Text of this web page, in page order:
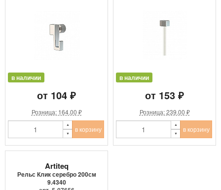
в наличии
от 104 ₽
Розница: 164.00 ₽
в корзину
в наличии
от 153 ₽
Розница: 239.00 ₽
в корзину
Artiteq
Рельс Клик серебро 200см
9.4340